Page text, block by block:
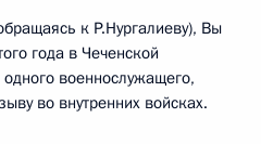
к Р.Нургалиеву), Вы
года в Чеченской
военнослужащего,
во внутренних войсках.